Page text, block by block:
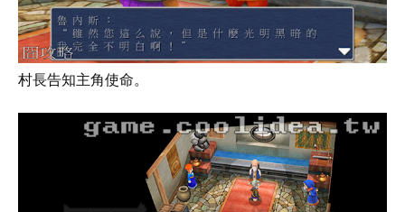
村長告知主角使命。